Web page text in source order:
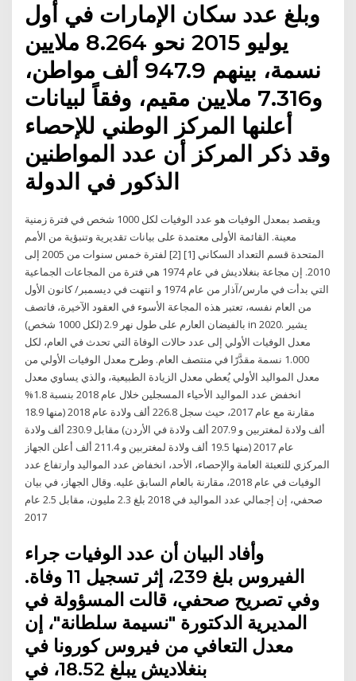
وبلغ عدد سكان الإمارات في أول
يوليو 2015 نحو 8.264 ملايين
نسمة، بينهم 947.9 ألف مواطن،
و7.316 ملايين مقيم، وفقاً لبيانات
أعلنها المركز الوطني للإحصاء
وقد ذكر المركز أن عدد المواطنين
الذكور في الدولة
ويقصد بمعدل الوفيات هو عدد الوفيات لكل 1000 شخص في فترة زمنية
معينة. القائمة الأولى معتمدة على بيانات تقديرية وتنبؤية من الأمم
المتحدة قسم التعداد السكاني [1] [2] لفترة خمس سنوات من 2005 إلى
2010. إن مجاعة بنغلاديش في عام 1974 هي فترة من المجاعات الجماعية
التي بدأت في مارس/آذار من عام 1974 و انتهت في ديسمبر/ كانون الأول
من العام نفسه، تعتبر هذه المجاعة الأسوء في العقود الآخيرة، فاتصف
بالفيضان العارم على طول نهر 2.9 (لكل 1000 شخص) in 2020. يشير
معدل الوفيات الأولي إلى عدد حالات الوفاة التي تحدث في العام، لكل
1.000 نسمة مقدَّرًا في منتصف العام. وطرح معدل الوفيات الأولي من
معدل المواليد الأولي يُعطي معدل الزيادة الطبيعية، والذي يساوي معدل
انخفض عدد المواليد الأحياء المسجلين خلال عام 2018 بنسبة 1.8%
مقارنة مع عام 2017، حيث سجل 226.8 ألف ولادة عام 2018 (منها 18.9
ألف ولادة لمغتربين و 207.9 ألف ولادة في الأردن) مقابل 230.9 ألف ولادة
عام 2017 (منها 19.5 ألف ولادة لمغتربين و 211.4 ألف أعلن الجهاز
المركزي للتعبئة العامة والإحصاء، الأحد، انخفاض عدد المواليد وارتفاع عدد
الوفيات في عام 2018، مقارنة بالعام السابق عليه. وقال الجهاز، في بيان
صحفي، إن إجمالي عدد المواليد في 2018 بلغ 2.3 مليون، مقابل 2.5 عام
2017
وأفاد البيان أن عدد الوفيات جراء
الفيروس بلغ 239، إثر تسجيل 11 وفاة.
وفي تصريح صحفي، قالت المسؤولة في
المديرية الدكتورة "نسيمة سلطانة"، إن
معدل التعافي من فيروس كورونا في
بنغلاديش يبلغ 18.52، في